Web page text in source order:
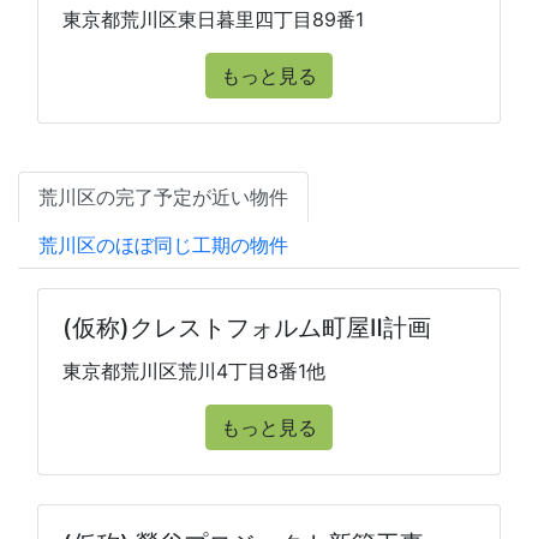
東京都荒川区東日暮里四丁目89番1
もっと見る
荒川区の完了予定が近い物件
荒川区のほぼ同じ工期の物件
(仮称)クレストフォルム町屋Ⅱ計画
東京都荒川区荒川4丁目8番1他
もっと見る